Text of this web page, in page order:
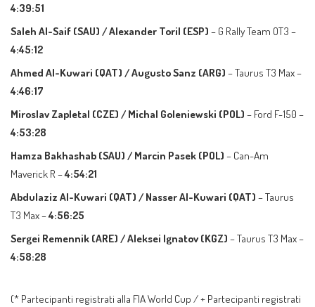
4:39:51
Saleh Al-Saif (SAU) / Alexander Toril (ESP) – G Rally Team OT3 –
4:45:12
Ahmed Al-Kuwari (QAT) / Augusto Sanz (ARG) – Taurus T3 Max –
4:46:17
Miroslav Zapletal (CZE) / Michal Goleniewski (POL) – Ford F-150 –
4:53:28
Hamza Bakhashab (SAU) / Marcin Pasek (POL) – Can-Am
Maverick R –4:54:21
Abdulaziz Al-Kuwari (QAT) / Nasser Al-Kuwari (QAT) – Taurus
T3 Max –4:56:25
Sergei Remennik (ARE) / Aleksei Ignatov (KGZ) – Taurus T3 Max –
4:58:28
(* Partecipanti registrati alla FIA World Cup / + Partecipanti registrati